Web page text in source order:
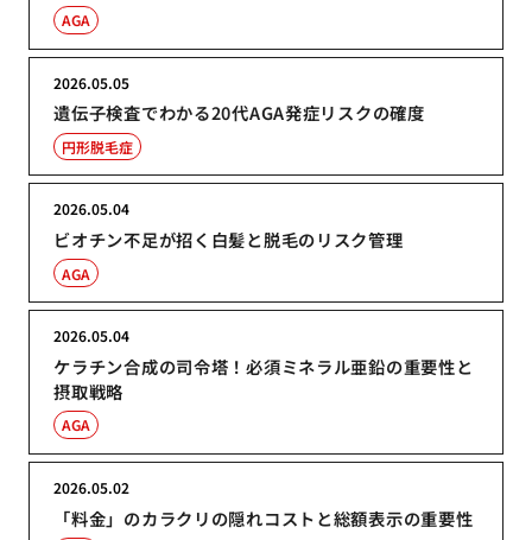
AGA
遺伝子検査でわかる20代AGA発症リスクの確度
2026.05.05
円形脱毛症
ビオチン不足が招く白髪と脱毛のリスク管理
2026.05.04
AGA
ケラチン合成の司令塔！必須ミネラル亜鉛の重要性と
摂取戦略
2026.05.04
AGA
「料金」のカラクリの隠れコストと総額表示の重要性
2026.05.02